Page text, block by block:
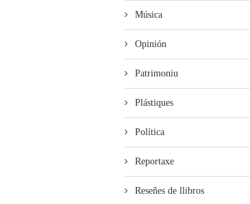
Música
Opinión
Patrimoniu
Plástiques
Política
Reportaxe
Reseñes de llibros